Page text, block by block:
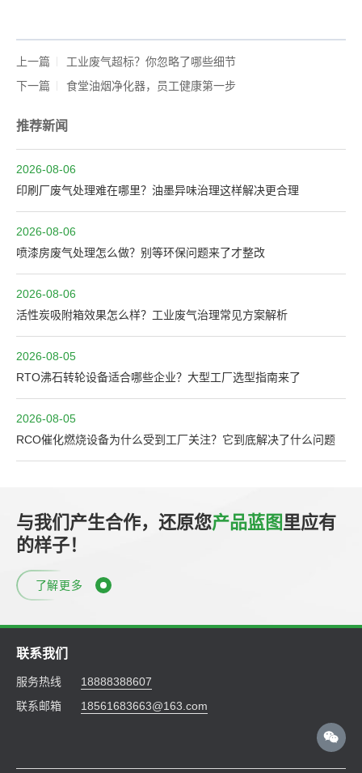
上一篇
工业废气超标？你忽略了哪些细节
下一篇
食堂油烟净化器，员工健康第一步
推荐新闻
2026-08-06
印刷厂废气处理难在哪里？油墨异味治理这样解决更合理
2026-08-06
喷漆房废气处理怎么做？别等环保问题来了才整改
2026-08-06
活性炭吸附箱效果怎么样？工业废气治理常见方案解析
2026-08-05
RTO沸石转轮设备适合哪些企业？大型工厂选型指南来了
2026-08-05
RCO催化燃烧设备为什么受到工厂关注？它到底解决了什么问题
与我们产生合作，还原您产品蓝图里应有
的样子！
了解更多
联系我们
服务热线
18888388607
联系邮箱
18561683663@163.com